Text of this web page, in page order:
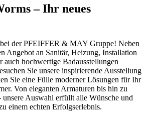
– Ihr neues
der PFEIFFER & MAY Gruppe! Neben
Angebot an Sanitär, Heizung, Installation
hochwertige Badausstellungen
Sie unsere inspirierende Ausstellung
Sie eine Fülle moderner Lösungen für Ihr
Von eleganten Armaturen bis hin zu
Auswahl erfüllt alle Wünsche und
einem echten Erfolgserlebnis.